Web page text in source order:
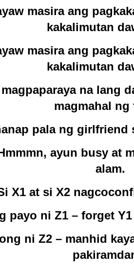
masira ang
kakalimutan
masira ang
kakalimutan
na lang
magmahal ng
pala ng
ayun busy at
alam.
X1 at si X2
payo ni Z1 – forget
ni Z2 – manhid